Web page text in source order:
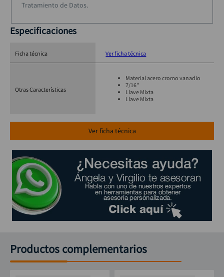
Tratamiento de Datos.
Ver ficha técnica
Especificaciones
Ficha técnica Ver ficha técnica
Otras Características
Material acero cromo vanadio
7/16"
Llave Mixta
Llave Mixta
Productos complementarios